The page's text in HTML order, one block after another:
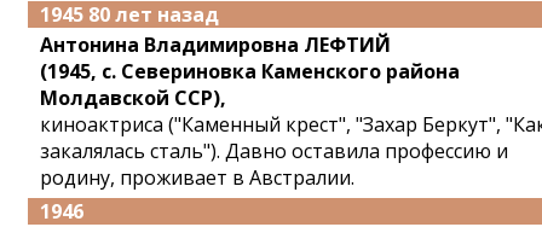
1945 80 лет назад
Антонина Владимировна ЛЕФТИЙ
(1945, с. Севериновка Каменского района
Молдавской ССР),
киноактриса ("Каменный крест", "Захар Беркут",
закалялась сталь"). Давно оставила профессию и
родину, проживает в Австралии.
1946